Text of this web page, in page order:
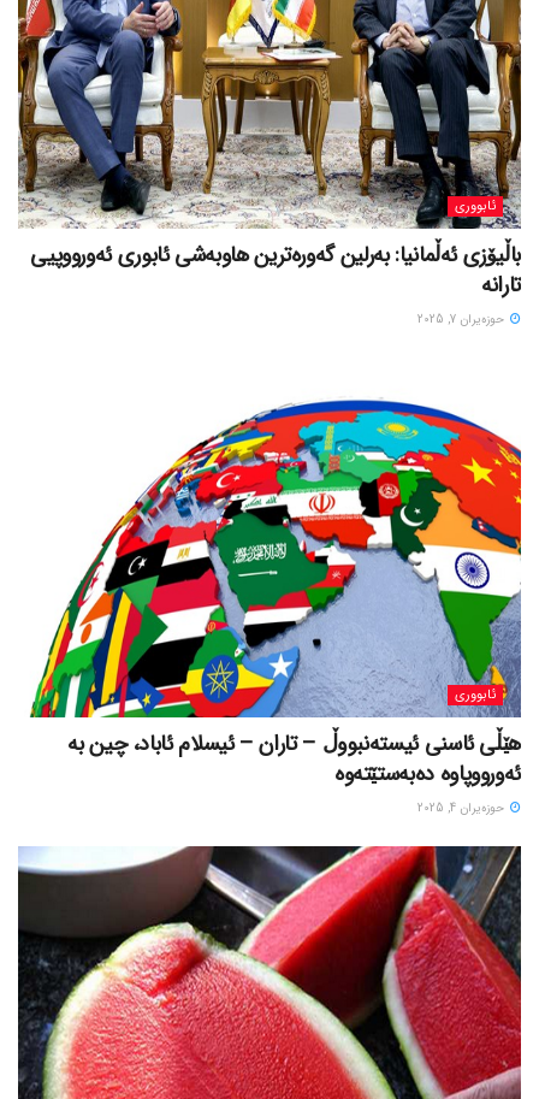
ئابووری
باڵیۆزی ئەڵمانیا: بەرلین گەورەترین هاوبەشی ئابوری ئەورووپیی
تارانە
حوزه‌یران 7, 2025
ئابووری
هێڵی ئاسنی ئیستەنبووڵ – تاران – ئیسلام ئاباد، چین بە
ئەورووپاوە دەبەستێتەوە
حوزه‌یران 4, 2025